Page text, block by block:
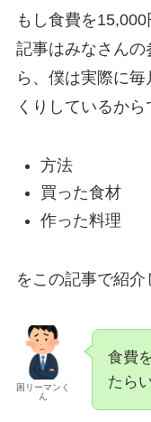
もし食費を
記事はみなさん
ら、僕は実際に
くりしているか
方法
買った食材
作った料理
をこの記事で紹介
困リーマンく
ん
食費
たら